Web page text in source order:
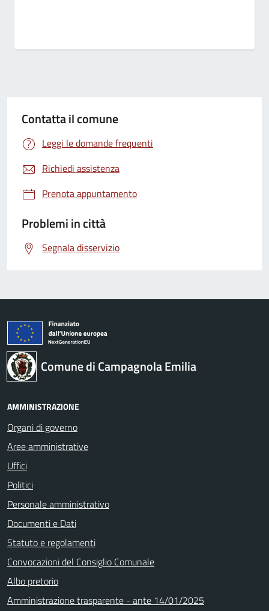
Contatta il comune
Leggi le domande frequenti
Richiedi assistenza
Prenota appuntamento
Problemi in città
Segnala disservizio
Comune di Campagnola Emilia
AMMINISTRAZIONE
Organi di governo
Aree amministrative
Uffici
Politici
Personale amministrativo
Documenti e Dati
Statuto e regolamenti
Convocazioni del Consiglio Comunale
Albo pretorio
Amministrazione trasparente - ante 14/01/2025